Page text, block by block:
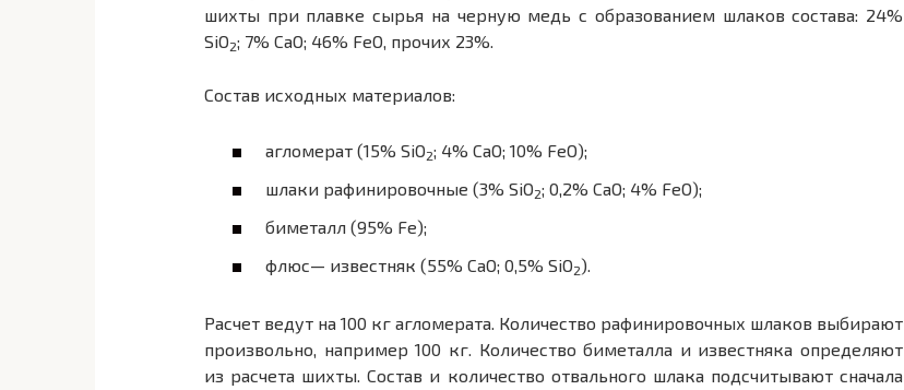
шихты при плавке сырья на черную медь с образованием шлаков состава: 24%
SiO2; 7% CaO; 46% FeO, прочих 23%.
Состав исходных материалов:
агломерат (15% SiO2; 4% CaO; 10% FeO);
шлаки рафинировочные (3% SiO2; 0,2% CaO; 4% FeO);
биметалл (95% Fe);
флюс— известняк (55% CaO; 0,5% SiO2).
Расчет ведут на 100 кг агломерата. Количество рафинировочных шлаков выбирают
произвольно, например 100 кг. Количество биметалла и известняка определяют
из расчета шихты. Состав и количество отвального шлака подсчитывают сначала